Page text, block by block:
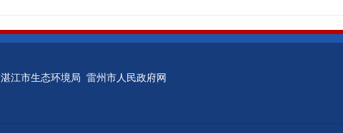
湛江市生态环境局 雷州市人民政府网